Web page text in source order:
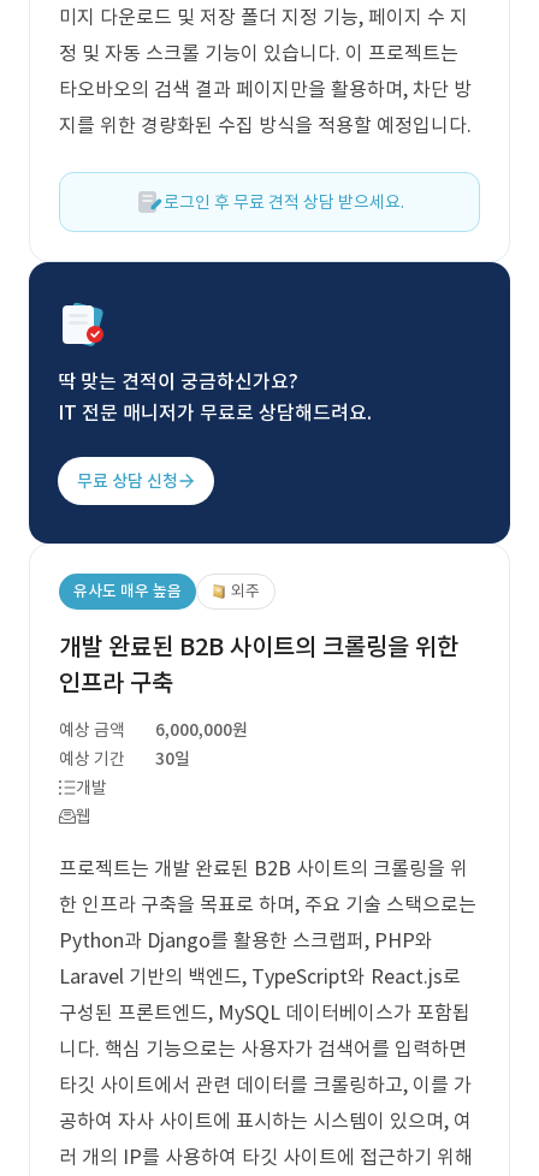
미지 다운로드 및 저장 폴더 지정 기능, 페이지 수 지
정 및 자동 스크롤 기능이 있습니다. 이 프로젝트는
타오바오의 검색 결과 페이지만을 활용하며, 차단 방
지를 위한 경량화된 수집 방식을 적용할 예정입니다.
로그인 후 무료 견적 상담 받으세요.
딱 맞는 견적이 궁금하신가요?
IT 전문 매니저가 무료로 상담해드려요.
무료 상담 신청
유사도 매우 높음 외주
개발 완료된 B2B 사이트의 크롤링을 위한
인프라 구축
예상 금액
6,000,000원
예상 기간
30일
개발
웹
프로젝트는 개발 완료된 B2B 사이트의 크롤링을 위
한 인프라 구축을 목표로 하며, 주요 기술 스택으로는
Python과 Django를 활용한 스크랩퍼, PHP와
Laravel 기반의 백엔드, TypeScript와 React.js로
구성된 프론트엔드, MySQL 데이터베이스가 포함됩
니다. 핵심 기능으로는 사용자가 검색어를 입력하면
타깃 사이트에서 관련 데이터를 크롤링하고, 이를 가
공하여 자사 사이트에 표시하는 시스템이 있으며, 여
러 개의 IP를 사용하여 타깃 사이트에 접근하기 위해